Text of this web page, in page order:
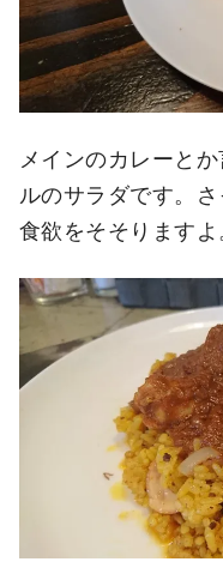
メインのカレーと
ルのサラダです。
食欲をそそりますよ